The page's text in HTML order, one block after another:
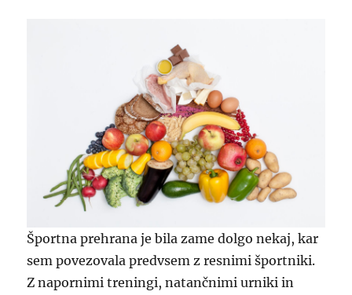
Športna prehrana je bila zame dolgo nekaj, kar
sem povezovala predvsem z resnimi športniki.
Z napornimi treningi, natančnimi urniki in